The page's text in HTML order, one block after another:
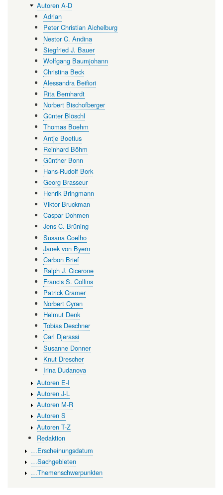
Autoren A-D
Adrian
Peter Christian Aichelburg
Nestor C. Andina
Siegfried J. Bauer
Wolfgang Baumjohann
Christina Beck
Alessandra Beifiori
Rita Bernhardt
Norbert Bischofberger
Günter Blöschl
Thomas Boehm
Antje Boetius
Reinhard Böhm
Günther Bonn
Hans-Rudolf Bork
Georg Brasseur
Henrik Bringmann
Viktor Bruckman
Caspar Dohmen
Jens C. Brüning
Susana Coelho
Janek von Byern
Carbon Brief
Ralph J. Cicerone
Francis S. Collins
Patrick Cramer
Norbert Cyran
Helmut Denk
Tobias Deschner
Carl Djerassi
Susanne Donner
Knut Drescher
Irina Dudanova
Autoren E-I
Autoren J-L
Autoren M-R
Autoren S
Autoren T-Z
Redaktion
…Erscheinungsdatum
…Sachgebieten
…Themenschwerpunkten